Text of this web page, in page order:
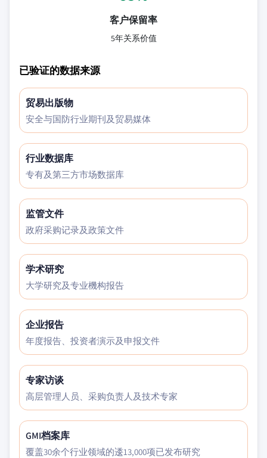
客户保留率
5年关系价值
已验证的数据来源
贸易出版物
安全与国防行业期刊及贸易媒体
行业数据库
专有及第三方市场数据库
监管文件
政府采购记录及政策文件
学术研究
大学研究及专业機构报告
企业报告
年度报告、投资者演示及申报文件
专家访谈
高层管理人员、采购负责人及技术专家
GMI档案库
覆盖30余个行业领域的逶13,000项已发布研究